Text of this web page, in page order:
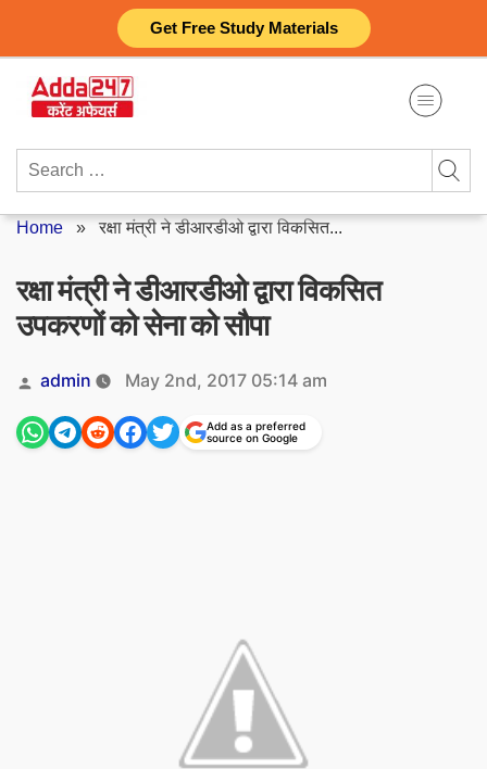
Get Free Study Materials
content
Search
Home »रक्षा मंत्री ने डीआरडीओ द्वारा विकसित...
रक्षा मंत्री ने डीआरडीओ द्वारा विकसित
उपकरणों को सेना को सौपा
Posted
by
admin May 2nd, 2017 05:14 am
Add as a preferred
source on Google